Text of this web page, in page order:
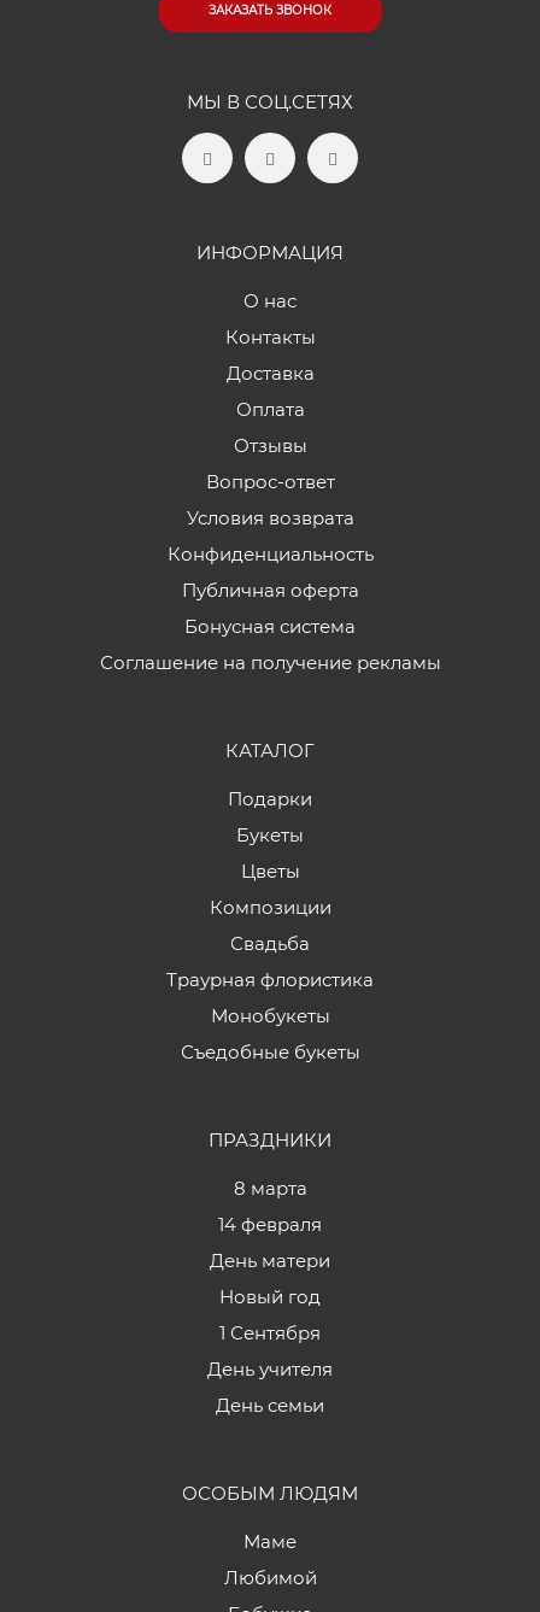
ЗАКАЗАТЬ ЗВОНОК
МЫ В СОЦ.СЕТЯХ
ИНФОРМАЦИЯ
О нас
Контакты
Доставка
Оплата
Отзывы
Вопрос-ответ
Условия возврата
Конфиденциальность
Публичная оферта
Бонусная система
Соглашение на получение рекламы
КАТАЛОГ
Подарки
Букеты
Цветы
Композиции
Свадьба
Траурная флористика
Монобукеты
Съедобные букеты
ПРАЗДНИКИ
8 марта
14 февраля
День матери
Новый год
1 Сентября
День учителя
День семьи
ОСОБЫМ ЛЮДЯМ
Маме
Любимой